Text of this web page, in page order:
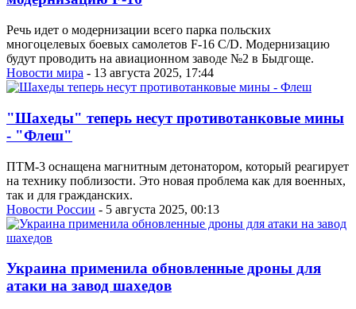
Речь идет о модернизации всего парка польских
многоцелевых боевых самолетов F-16 C/D. Модернизацию
будут проводить на авиационном заводе №2 в Быдгоще.
Новости мира - 13 августа 2025, 17:44
"Шахеды" теперь несут противотанковые мины
- "Флеш"
ПТМ-3 оснащена магнитным детонатором, который реагирует
на технику поблизости. Это новая проблема как для военных,
так и для гражданских.
Новости России - 5 августа 2025, 00:13
Украина применила обновленные дроны для
атаки на завод шахедов